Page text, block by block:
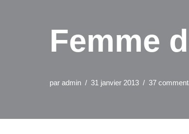
Femme
par admin 31 janvier 2013 37